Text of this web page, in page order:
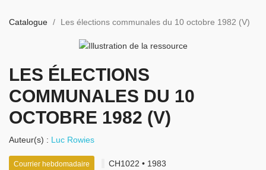
Catalogue Les élections communales du 10 octobre 1982 (V)
LES ÉLECTIONS
COMMUNALES DU 10
OCTOBRE 1982 (V)
Auteur(s) : Luc Rowies
Courrier hebdomadaire CH1022 • 1983